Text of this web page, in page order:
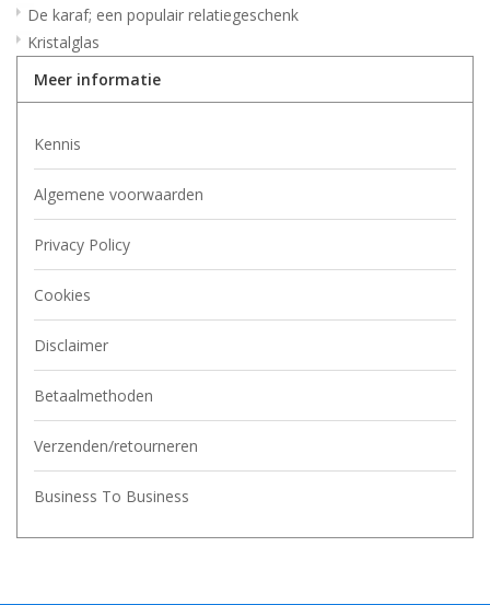
De karaf; een populair relatiegeschenk
Kristalglas
Meer informatie
Kennis
Algemene voorwaarden
Privacy Policy
Cookies
Disclaimer
Betaalmethoden
Verzenden/retourneren
Business To Business